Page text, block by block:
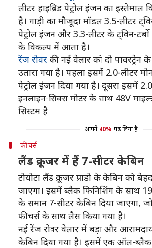
लीटर हाइब्रिड पेट्रोल इंजन का इस्तेमाल
है। गाड़ी का मौजूदा मॉडल 3.5-लीटर
पेट्रोल इंजन और 3.3-लीटर के ट्विन-
के विकल्प में आता है।
रेंज रोवर की नई वेलार को दो पावरट्रेन
उतारा गया है। पहला इसमें 2.0-लीटर
पेट्रोल इंजन दिया गया है। दूसरा इसमें
इनलाइन-सिक्स मोटर के साथ 48V
सिस्टम है
आपने 40% पढ़ लिया है
फीचर्स
लैंड क्रूजर में हैं 7-सीटर केबिन
टोयोटा लैंड क्रूजर प्राडो के केबिन को
जाएगा। इसमें ब्लैक फिनिशिंग के साथ
के समान 7-सीटर केबिन दिया जाएगा,
फीचर्स के साथ लैस किया गया है।
नई रेंज रोवर वेलार में बड़ा और
केबिन दिया गया है। इसमें एक ऑल-ब्लैक